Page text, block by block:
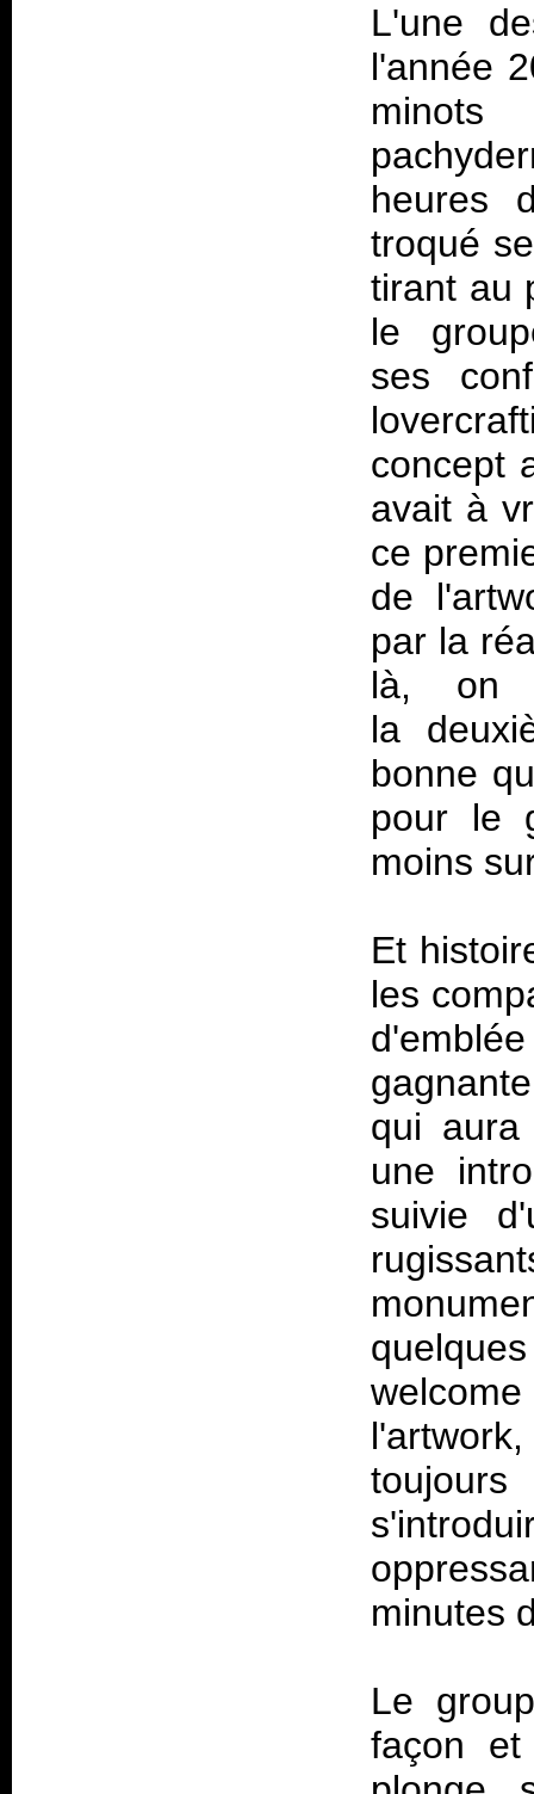
L'une
l'année
heures
troqué
tirant au
le
ses
concept
avait à
ce
de
par la
là, on
la
bonne
pour le
moins
Et
les
qui
une
suivie
minutes
Le
façon